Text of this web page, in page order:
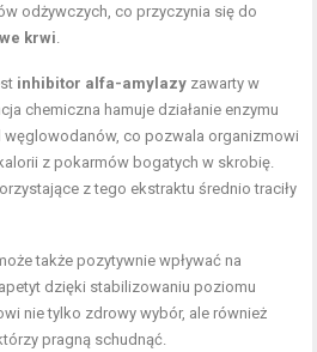
odżywczych, co przyczynia się do
krwi
inhibitor alfa-amylazy zawarty w
chemiczna hamuje działanie enzymu
co pozwala organizmowi
z pokarmów bogatych w skrobię.
z tego ekstraktu średnio traciły
także pozytywnie wpływać na
dzięki stabilizowaniu poziomu
nie tylko zdrowy wybór, ale również
pragną schudnąć.